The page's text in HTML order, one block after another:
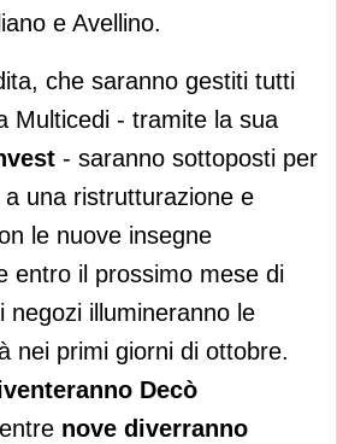
e Avellino.
che saranno gestiti tutti
Multicedi - tramite la sua
- saranno sottoposti per
una ristrutturazione e
le nuove insegne
entro il prossimo mese di
negozi illumineranno le
nei primi giorni di ottobre.
Decò
nove diverranno